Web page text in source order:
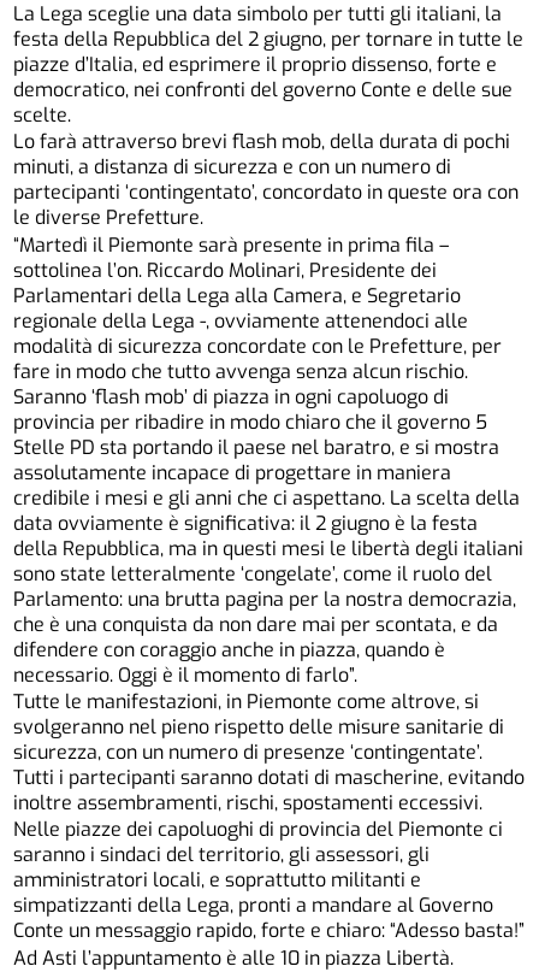
La Lega sceglie una data simbolo per tutti gli italiani, la
festa della Repubblica del 2 giugno, per tornare in tutte le
piazze d’Italia, ed esprimere il proprio dissenso, forte e
democratico, nei confronti del governo Conte e delle sue
scelte.
Lo farà attraverso brevi flash mob, della durata di pochi
minuti, a distanza di sicurezza e con un numero di
partecipanti ‘contingentato’, concordato in queste ora con
le diverse Prefetture.
“Martedì il Piemonte sarà presente in prima fila –
sottolinea l’on. Riccardo Molinari, Presidente dei
Parlamentari della Lega alla Camera, e Segretario
regionale della Lega -, ovviamente attenendoci alle
modalità di sicurezza concordate con le Prefetture, per
fare in modo che tutto avvenga senza alcun rischio.
Saranno ‘flash mob’ di piazza in ogni capoluogo di
provincia per ribadire in modo chiaro che il governo 5
Stelle PD sta portando il paese nel baratro, e si mostra
assolutamente incapace di progettare in maniera
credibile i mesi e gli anni che ci aspettano. La scelta della
data ovviamente è significativa: il 2 giugno è la festa
della Repubblica, ma in questi mesi le libertà degli italiani
sono state letteralmente ‘congelate’, come il ruolo del
Parlamento: una brutta pagina per la nostra democrazia,
che è una conquista da non dare mai per scontata, e da
difendere con coraggio anche in piazza, quando è
necessario. Oggi è il momento di farlo”.
Tutte le manifestazioni, in Piemonte come altrove, si
svolgeranno nel pieno rispetto delle misure sanitarie di
sicurezza, con un numero di presenze ‘contingentate’.
Tutti i partecipanti saranno dotati di mascherine, evitando
inoltre assembramenti, rischi, spostamenti eccessivi.
Nelle piazze dei capoluoghi di provincia del Piemonte ci
saranno i sindaci del territorio, gli assessori, gli
amministratori locali, e soprattutto militanti e
simpatizzanti della Lega, pronti a mandare al Governo
Conte un messaggio rapido, forte e chiaro: “Adesso basta!”
Ad Asti l’appuntamento è alle 10 in piazza Libertà.